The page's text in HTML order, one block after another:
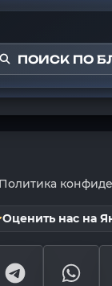
ПОИСК ПО
Политика
Оценить нас на